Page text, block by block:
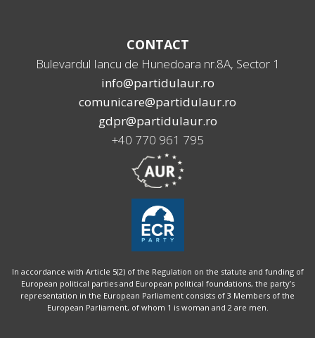
CONTACT
Bulevardul Iancu de Hunedoara nr.8A, Sector 1
info@partidulaur.ro
comunicare@partidulaur.ro
gdpr@partidulaur.ro
+40 770 961 795
In accordance with Article 5(2) of the Regulation on the statute and funding of
European political parties and European political foundations, the party’s
representation in the European Parliament consists of 3 Members of the
European Parliament, of whom 1 is woman and 2 are men.